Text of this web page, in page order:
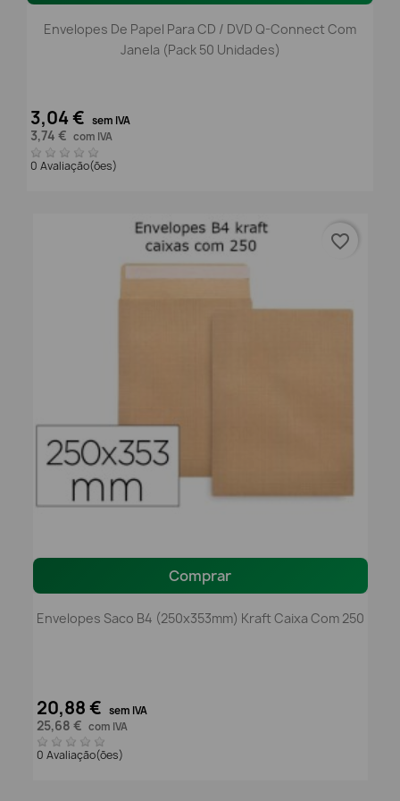
Envelopes De Papel Para CD / DVD Q-Connect Com
Janela (Pack 50 Unidades)
3,04 € sem IVA
3,74 € com IVA
0 Avaliação(ões)
Comprar
Envelopes Saco B4 (250x353mm) Kraft Caixa Com 250
20,88 € sem IVA
25,68 € com IVA
0 Avaliação(ões)
favorite_border